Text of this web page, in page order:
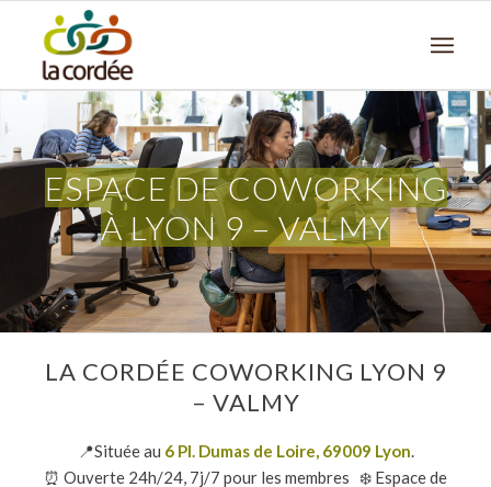
ESPACE DE COWORKING
À LYON 9 – VALMY
LA CORDÉE COWORKING LYON 9
– VALMY
📍Située au 6 Pl. Dumas de Loire, 69009 Lyon.
⏰ Ouverte 24h/24, 7j/7 pour les membres ❄️ Espace de